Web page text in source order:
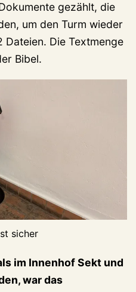
gezählt, die
um den Turm wieder
Dateien. Die Textmenge
Bibel.
sicher
im Innenhof Sekt und
war das